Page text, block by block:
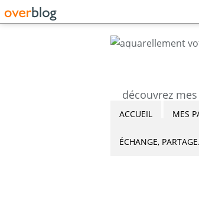
ACCUEIL MES
ÉCHANGE,